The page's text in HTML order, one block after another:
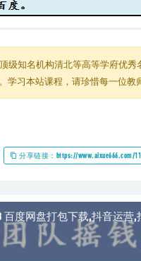
与养号技巧.mp4
与发帖技巧.mp4
避免被封号.mp4
量操作技巧.ts
师：豆瓣实战引流2.0.ts
级知名机构清北等高等学府优
学习本站课程，请珍惜每一位教
分享链接：https://www.aixue666.com/
百度网盘打包下载,抖音运营